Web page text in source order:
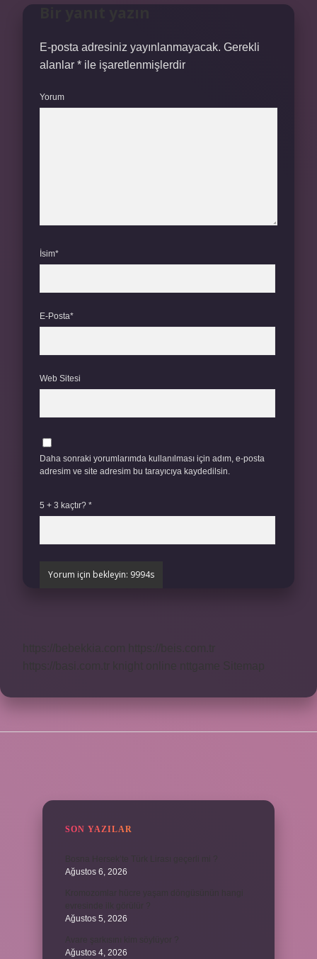
E-posta adresiniz yayınlanmayacak. Gerekli
alanlar * ile işaretlenmişlerdir
Yorum
İsim*
E-Posta*
Web Sitesi
Daha sonraki yorumlarımda kullanılması için adım, e-posta
adresim ve site adresim bu tarayıcıya kaydedilsin.
5 + 3 kaçtır? *
SON YAZILAR
Ağustos 6, 2026
Ağustos 5, 2026
Ağustos 4, 2026